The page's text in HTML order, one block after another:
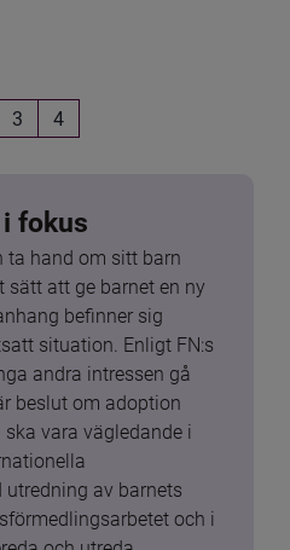
3 4
fokus
ta hand om sitt barn
sätt att ge barnet en ny
befinner sig
situation. Enligt FN:s
andra intressen gå
beslut om adoption
vara vägledande i
av barnets
och i